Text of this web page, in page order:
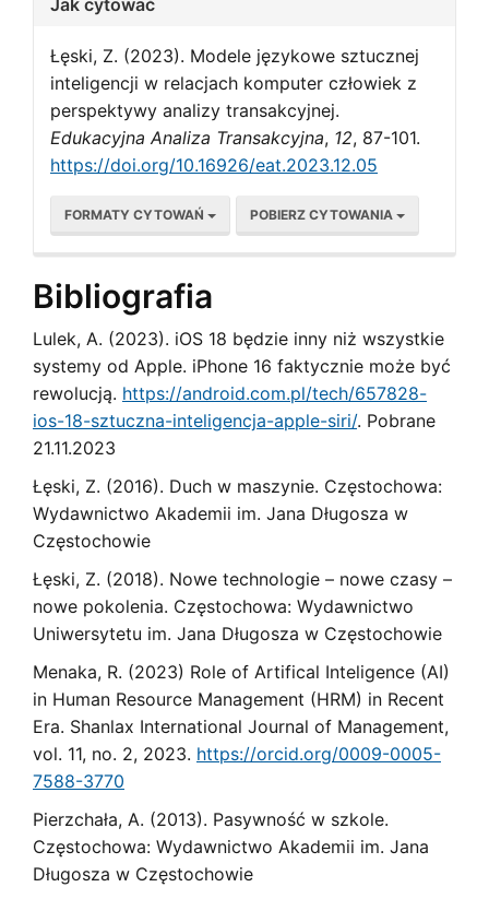
Łęski, Z. (2023). Modele językowe sztucznej
inteligencji w relacjach komputer człowiek z
perspektywy analizy transakcyjnej.
Edukacyjna Analiza Transakcyjna, 12, 87-101.
https://doi.org/10.16926/eat.2023.12.05
FORMATY CYTOWAŃ POBIERZ CYTOWANIA
Bibliografia
Lulek, A. (2023). iOS 18 będzie inny niż wszystkie
systemy od Apple. iPhone 16 faktycznie może być
rewolucją. https://android.com.pl/tech/657828-
ios-18-sztuczna-inteligencja-apple-siri/. Pobrane
21.11.2023
Łęski, Z. (2016). Duch w maszynie. Częstochowa:
Wydawnictwo Akademii im. Jana Długosza w
Częstochowie
Łęski, Z. (2018). Nowe technologie – nowe czasy –
nowe pokolenia. Częstochowa: Wydawnictwo
Uniwersytetu im. Jana Długosza w Częstochowie
Menaka, R. (2023) Role of Artifical Inteligence (AI)
in Human Resource Management (HRM) in Recent
Era. Shanlax International Journal of Management,
vol. 11, no. 2, 2023. https://orcid.org/0009-0005-
7588-3770
Pierzchała, A. (2013). Pasywność w szkole.
Częstochowa: Wydawnictwo Akademii im. Jana
Długosza w Częstochowie